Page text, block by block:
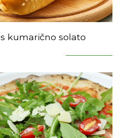
kumarično solato